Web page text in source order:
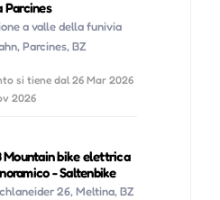
Parcines
a valle della funivia
Parcines, BZ
si tiene dal 26 Mar 2026
2026
Mountain bike elettrica
- Saltenbike
26, Meltina, BZ